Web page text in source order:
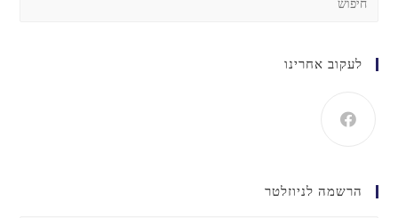
לעקוב אחרינו
הרשמה לניוזלטר